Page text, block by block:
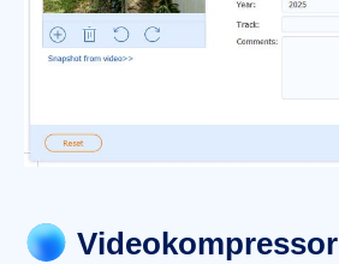
Videokompressor